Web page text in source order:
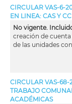
CIRCULAR VAS-6-
EN LINEA: CAS Y CC
No vigente.
creación de cuenta
de las unidades
CIRCULAR VAS-68-
TRABAJO
ACADÉMICAS